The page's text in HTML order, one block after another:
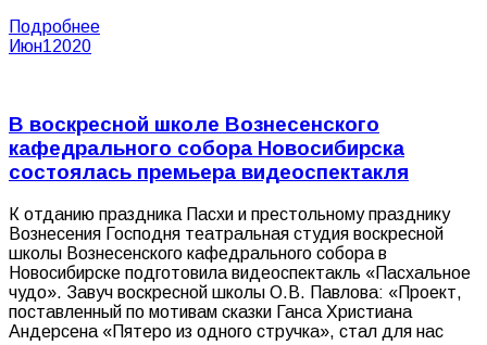
Подробнее
Июн12020
В воскресной школе Вознесенского
кафедрального собора Новосибирска
состоялась премьера видеоспектакля
К отданию праздника Пасхи и престольному празднику
Вознесения Господня театральная студия воскресной
школы Вознесенского кафедрального собора в
Новосибирске подготовила видеоспектакль «Пасхальное
чудо». Завуч воскресной школы О.В. Павлова: «Проект,
поставленный по мотивам сказки Ганса Христиана
Андерсена «Пятеро из одного стручка», стал для нас